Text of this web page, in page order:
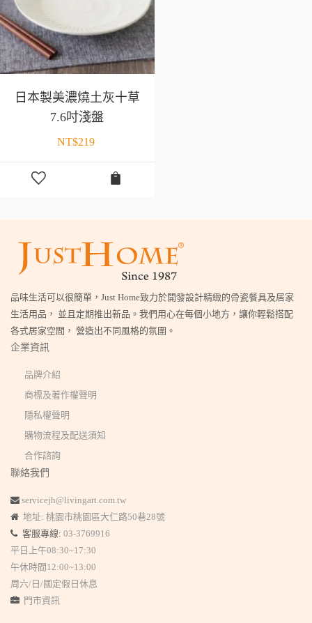
日本製美濃燒土灰十草
7.6吋淺盤
NT$219
品味生活可以很簡單，Just Home致力於開發設計精緻的骨瓷餐具及居家
生活用品， 並且定期推出新品。我們用心在每個小地方，讓你輕鬆搭配
各式居家空間， 營造出不同風格的氛圍。
企業資訊
品牌介紹
商標及著作權聲明
隱私權聲明
購物流程及配送須知
合作諮詢
聯絡我們
servicejh@livingart.com.tw
地址: 桃園市桃園區大仁路50巷28號
客服專線: 03-3769916
平日上午08:30~17:30
午休時間12:00~13:00
周六/日/國定假日休息
門市資訊